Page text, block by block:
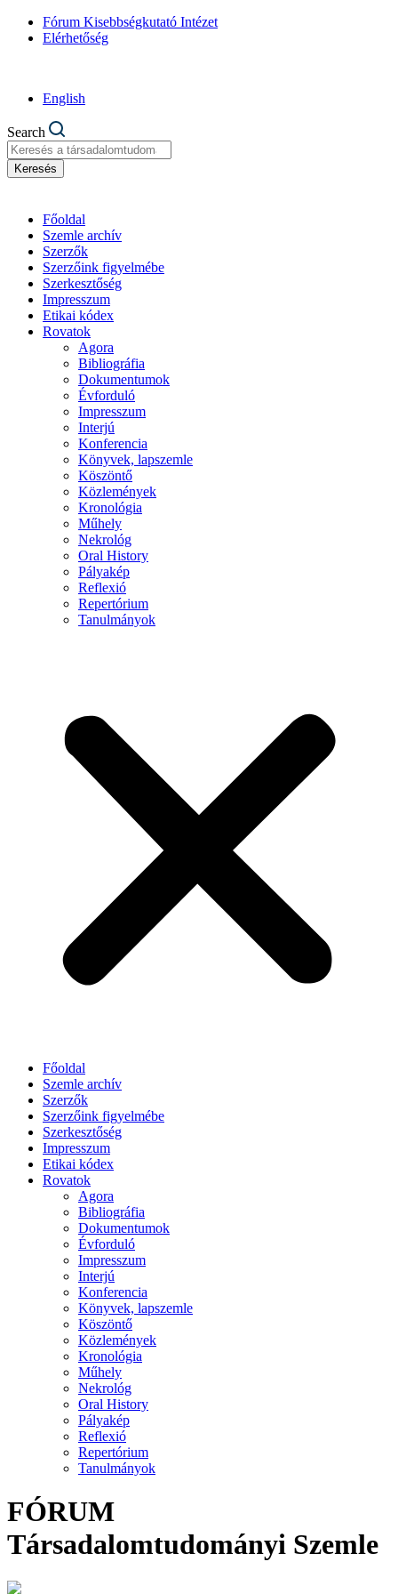
Fórum Kisebbségkutató Intézet
Elérhetőség
English
Search
Keresés
Főoldal
Szemle archív
Szerzők
Szerzőink figyelmébe
Szerkesztőség
Impresszum
Etikai kódex
Rovatok
Agora
Bibliográfia
Dokumentumok
Évforduló
Impresszum
Interjú
Konferencia
Könyvek, lapszemle
Köszöntő
Közlemények
Kronológia
Műhely
Nekrológ
Oral History
Pályakép
Reflexió
Repertórium
Tanulmányok
Főoldal
Szemle archív
Szerzők
Szerzőink figyelmébe
Szerkesztőség
Impresszum
Etikai kódex
Rovatok
Agora
Bibliográfia
Dokumentumok
Évforduló
Impresszum
Interjú
Konferencia
Könyvek, lapszemle
Köszöntő
Közlemények
Kronológia
Műhely
Nekrológ
Oral History
Pályakép
Reflexió
Repertórium
Tanulmányok
FÓRUM
Társadalomtudományi Szemle